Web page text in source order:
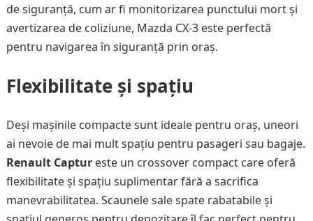
de siguranță, cum ar fi monitorizarea punctului mort și
avertizarea de coliziune, Mazda CX-3 este perfectă
pentru navigarea în siguranță prin oraș.
Flexibilitate și spațiu
Deși mașinile compacte sunt ideale pentru oraș, uneori
ai nevoie de mai mult spațiu pentru pasageri sau bagaje.
Renault Captureste un crossover compact care oferă
flexibilitate și spațiu suplimentar fără a sacrifica
manevrabilitatea. Scaunele sale spate rabatabile și